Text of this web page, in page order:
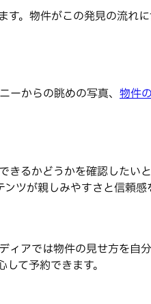
。物件がこの発見の流れ
からの眺めの写真、 物件
るかどうかを確認したい
ツが親しみやすさと信頼感
アでは物件の見せ方を自
て予約できます。